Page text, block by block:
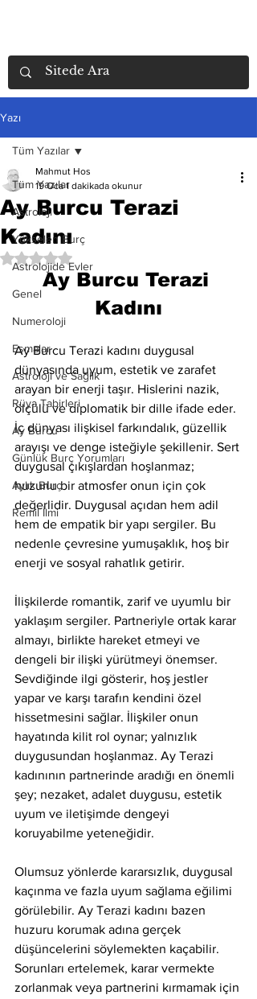
Yazı
Tüm Yazılar
Astroloji
Yükselen Burç
Astrolojide Evler
Genel
Numeroloji
Esmalar
Astroloji ve Sağlık
Rüya Tabirleri
Ay Burcu
Günlük Burç Yorumları
Aylık Burç
Remil İlmi
Tüm Yazılar
Ay Burcu Terazi
Kadını
Mahmut Hos
19 Oca 1 dakikada okunur
5 üzerinden NaN yıldız
Ay Burcu Terazi
Kadını
Ay Burcu Terazi kadını duygusal
dünyasında uyum, estetik ve zarafet
arayan bir enerji taşır. Hislerini nazik,
ölçülü ve diplomatik bir dille ifade eder.
İç dünyası ilişkisel farkındalık, güzellik
arayışı ve denge isteğiyle şekillenir. Sert
duygusal çıkışlardan hoşlanmaz;
huzurlu bir atmosfer onun için çok
değerlidir. Duygusal açıdan hem adil
hem de empatik bir yapı sergiler. Bu
nedenle çevresine yumuşaklık, hoş bir
enerji ve sosyal rahatlık getirir.
İlişkilerde romantik, zarif ve uyumlu bir
yaklaşım sergiler. Partneriyle ortak karar
almayı, birlikte hareket etmeyi ve
dengeli bir ilişki yürütmeyi önemser.
Sevdiğinde ilgi gösterir, hoş jestler
yapar ve karşı tarafın kendini özel
hissetmesini sağlar. İlişkiler onun
hayatında kilit rol oynar; yalnızlık
duygusundan hoşlanmaz. Ay Terazi
kadınının partnerinde aradığı en önemli
şey; nezaket, adalet duygusu, estetik
uyum ve iletişimde dengeyi
koruyabilme yeteneğidir.
Olumsuz yönlerde kararsızlık, duygusal
kaçınma ve fazla uyum sağlama eğilimi
görülebilir. Ay Terazi kadını bazen
huzuru korumak adına gerçek
düşüncelerini söylemekten kaçabilir.
Sorunları ertelemek, karar vermekte
zorlanmak veya partnerini kırmamak için